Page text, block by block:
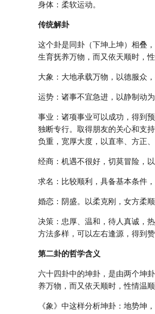
身体：柔软运动。
传统解卦
这个卦是同卦（下坤上坤）相叠
生育抚养万物，而又依天顺时，
大象：大地承载万物，以德服众，
运势：诸事不宜急进，以静制动为
事业：诸项事业可以成功，得到
独断专行。取得朋友的关心和支
负重，宽厚大度，以直率、方正
经商：机遇不很好，切莫冒险，
求名：比较顺利，具备基本条件
婚恋：阴盛。以柔克刚，女方柔
决策：忠厚、温和，待人真诚，
方法多样，可以左右逢源，得到赞
第二卦的哲学含义
六十四卦中的坤卦，是由两个坤
养万物，而又依天顺时，性情温
《象》中这样分析坤卦：地势坤